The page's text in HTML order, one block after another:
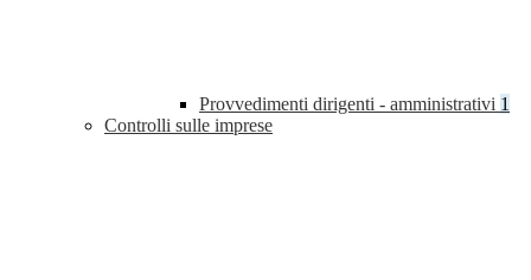
Provvedimenti dirigenti - amministrativi 1
Controlli sulle imprese